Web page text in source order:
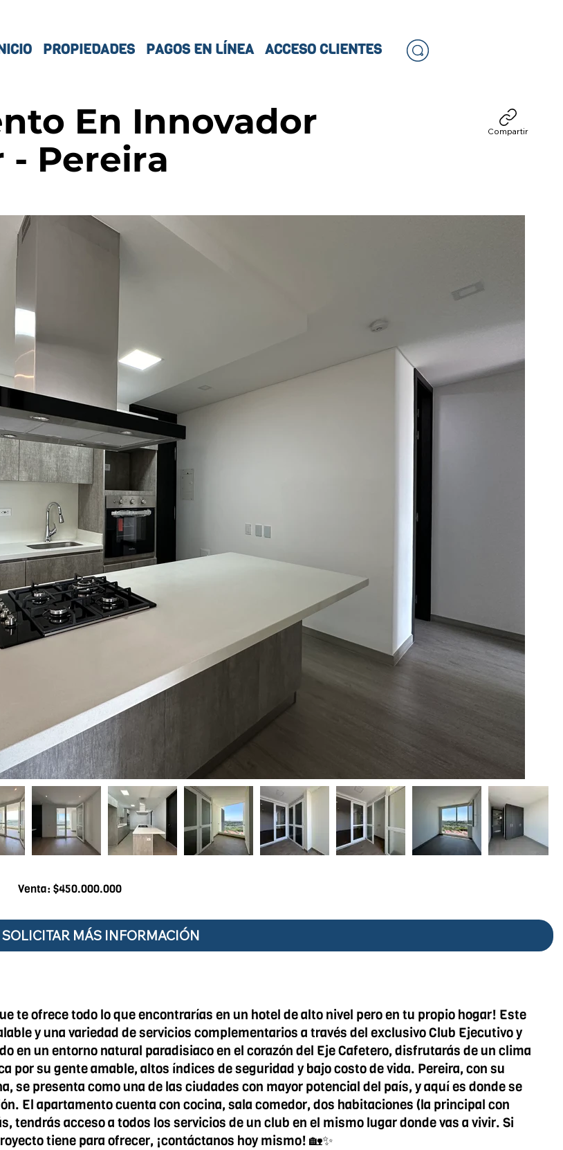
PROPIEDADES PAGOS EN LÍNEA ACCESO CLIENTES
Venta: $450.000.000
SOLICITAR MÁS INFORMACIÓN
te ofrece todo lo que encontrarías en un hotel de alto nivel pero en tu propio hogar! Este
y una variedad de servicios complementarios a través del exclusivo Club Ejecutivo y
en un entorno natural paradisiaco en el corazón del Eje Cafetero, disfrutarás de un clima
por su gente amable, altos índices de seguridad y bajo costo de vida. Pereira, con su
se presenta como una de las ciudades con mayor potencial del país, y aquí es donde se
El apartamento cuenta con cocina, sala comedor, dos habitaciones (la principal con
tendrás acceso a todos los servicios de un club en el mismo lugar donde vas a vivir. Si
tiene para ofrecer, ¡contáctanos hoy mismo! 🏡✨
En Innovador
- Pereira
Compartir